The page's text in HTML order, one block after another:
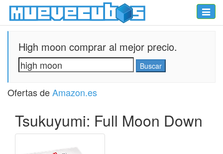
Toggle
High moon comprar al mejor precio.
Ofertas deAmazon.es
Tsukuyumi: Full Moon Down